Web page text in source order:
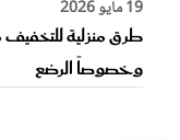
19 مايو 2026
طرق منزلية
وخصوصاً الرضع